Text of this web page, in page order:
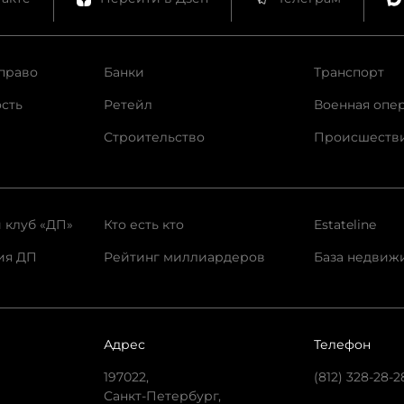
Банки
Ретейл
Строительство
Транспорт
Военная
клуб «ДП»
ДП
Кто есть кто
Рейтинг миллиардеров
Estateline
База
Адрес
197022,
Санкт-Петербург,
Телефон
(812) 328-28-